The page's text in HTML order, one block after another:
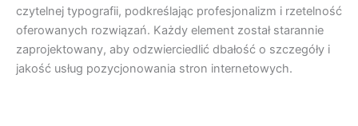
czytelnej typografii, podkreślając profesjonalizm i rzetelność
oferowanych rozwiązań. Każdy element został starannie
zaprojektowany, aby odzwierciedlić dbałość o szczegóły i
jakość usług pozycjonowania stron internetowych.